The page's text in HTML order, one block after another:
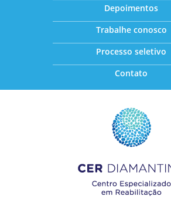
Depoimentos
Trabalhe conosco
Processo seletivo
Contato